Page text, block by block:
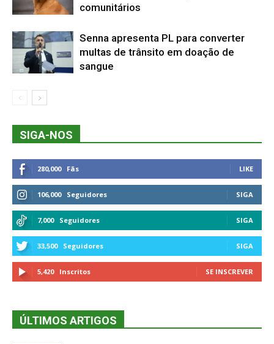
comunitários
Senna apresenta PL para converter
multas de trânsito em doação de
sangue
SIGA-NOS
280,000 Fãs LIKE
106,000 Seguidores SIGA
7,000 Seguidores SIGA
33,500 Seguidores SIGA
5,420 Inscritos SE INSCREVER
ÚLTIMOS ARTIGOS